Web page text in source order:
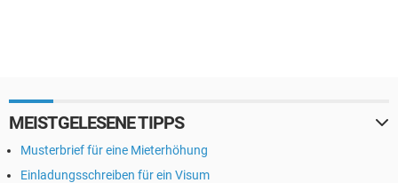
MEISTGELESENE TIPPS
Musterbrief für eine Mieterhöhung
Einladungsschreiben für ein Visum